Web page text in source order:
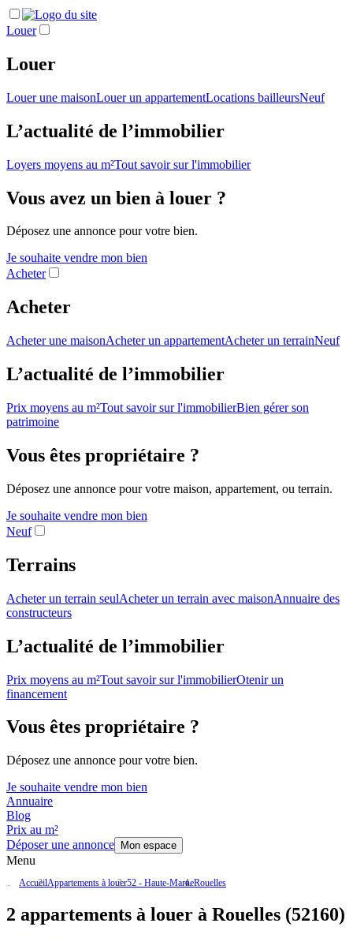
Louer
Louer
Louer une maisonLouer un appartementLocations bailleursNeuf
L’actualité de l’immobilier
Loyers moyens au m²Tout savoir sur l'immobilier
Vous avez un bien à louer ?
Déposez une annonce pour votre bien.
Je souhaite vendre mon bien
Acheter
Acheter
Acheter une maisonAcheter un appartementAcheter un terrainNeuf
L’actualité de l’immobilier
Prix moyens au m²Tout savoir sur l'immobilierBien gérer son
patrimoine
Vous êtes propriétaire ?
Déposez une annonce pour votre maison, appartement, ou terrain.
Je souhaite vendre mon bien
Neuf
Terrains
Acheter un terrain seulAcheter un terrain avec maisonAnnuaire des
constructeurs
L’actualité de l’immobilier
Prix moyens au m²Tout savoir sur l'immobilierOtenir un
financement
Vous êtes propriétaire ?
Déposez une annonce pour votre bien.
Je souhaite vendre mon bien
Annuaire
Blog
Prix au m²
Déposer une annonce
Mon espace
Menu
AccueilAppartements à louer52 - Haute-MarneRouelles
2 appartements à louer à Rouelles (52160)